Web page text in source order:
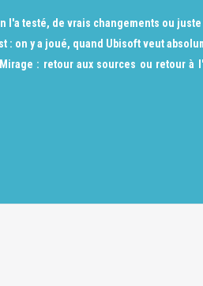
l'a testé, de vrais changements ou
: on y a joué, quand Ubisoft veut
Mirage : retour aux sources ou retour à